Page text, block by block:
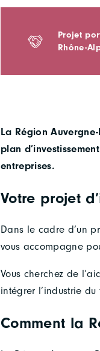
Projet
Rhône-
La Région
plan
entreprises.
Votre projet
Dans le cadre d’un
vous accompagne
Vous cherchez de
intégrer l’industrie
Comment la